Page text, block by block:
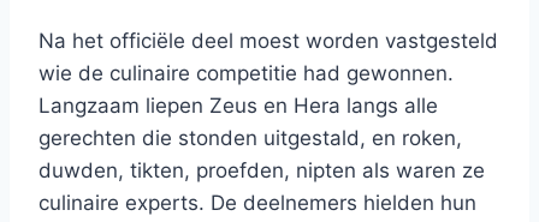
Na het officiële deel moest worden vastgesteld
wie de culinaire competitie had gewonnen.
Langzaam liepen Zeus en Hera langs alle
gerechten die stonden uitgestald, en roken,
duwden, tikten, proefden, nipten als waren ze
culinaire experts. De deelnemers hielden hun